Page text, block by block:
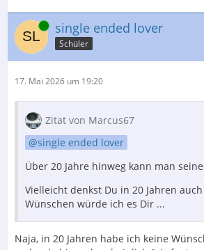
Online single ended lover
Schüler
17. Mai 2026 um 19:20
Zitat von Marcus67
single ended lover
Über 20 Jahre hinweg kann man
Vielleicht denkst Du in 20 Jahren
Wünschen würde ich es Dir ...
Naja, in 20 Jahren habe ich keine